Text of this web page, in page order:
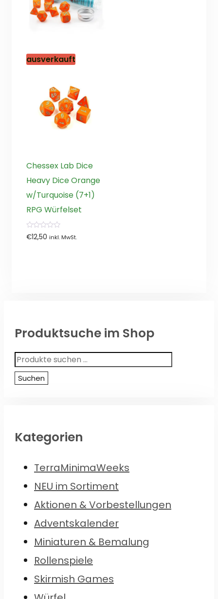
ausverkauft
Chessex Lab Dice
Heavy Dice Orange
w/Turquoise (7+1)
RPG Würfelset
0
von
€12,50 inkl. MwSt.
Produktsuche im Shop
Suchen
nach:
Suchen
Kategorien
TerraMinimaWeeks
NEU im Sortiment
Aktionen & Vorbestellungen
Adventskalender
Miniaturen & Bemalung
Rollenspiele
Skirmish Games